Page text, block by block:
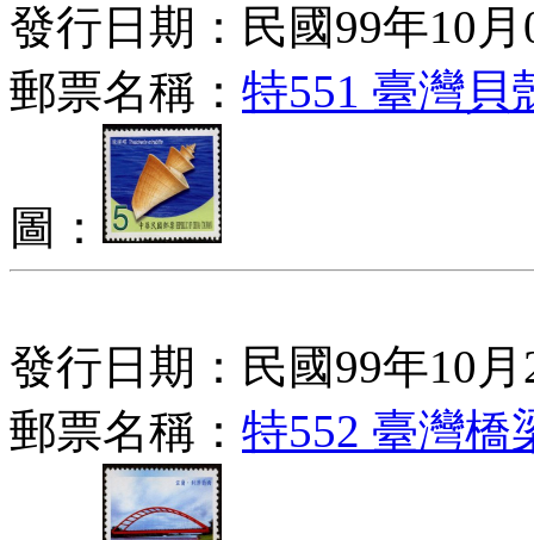
發行日期：民國99年10月
郵票名稱： 特551 臺灣貝
圖：
發行日期：民國99年10月
郵票名稱： 特552 臺灣橋